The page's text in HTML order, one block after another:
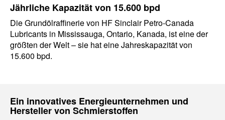
Jährliche Kapazität von 15.600 bpd
Die Grundölraffinerie von HF Sinclair Petro-Canada
Lubricants in Mississauga, Ontario, Kanada, ist eine der
größten der Welt – sie hat eine Jahreskapazität von
15.600 bpd.
Ein innovatives Energieunternehmen und
Hersteller von Schmierstoffen